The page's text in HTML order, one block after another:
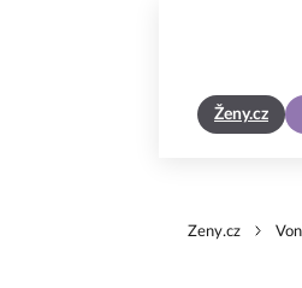
Ženy.cz
Zeny.cz